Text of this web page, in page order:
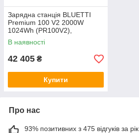
Зарядна станція BLUETTI
Premium 100 V2 2000W
1024Wh (PR100V2),
Арт.74492
В наявності
42 405 ₴
Купити
Про нас
93% позитивних з 475 відгуків за рік